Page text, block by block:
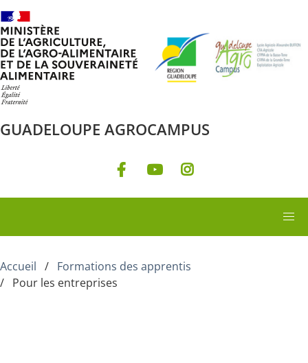
Aller au contenu principal
GUADELOUPE AGROCAMPUS
Accueil
Formations des apprentis
Pour les entreprises